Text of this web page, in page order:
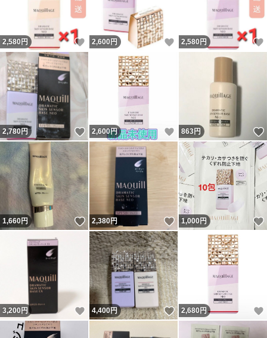
2,580 円 いいね！
2,600 円 いいね！
2,580 円
2,780円 いいね！
2,600円 いいね！
863円
1,660円 いいね！
2,380円 いいね！
1,000円
3,200 円 いいね！
4,400円 いいね！
2,680 円